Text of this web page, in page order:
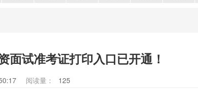
面试准考证打印入口已开通！
阅读量： 125